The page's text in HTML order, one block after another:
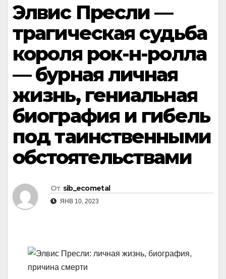
Элвис Пресли —
трагическая судьба
короля рок-н-ролла
— бурная личная
жизнь, гениальная
биография и гибель
под таинственными
обстоятельствами
От sib_ecometal
ЯНВ 10, 2023